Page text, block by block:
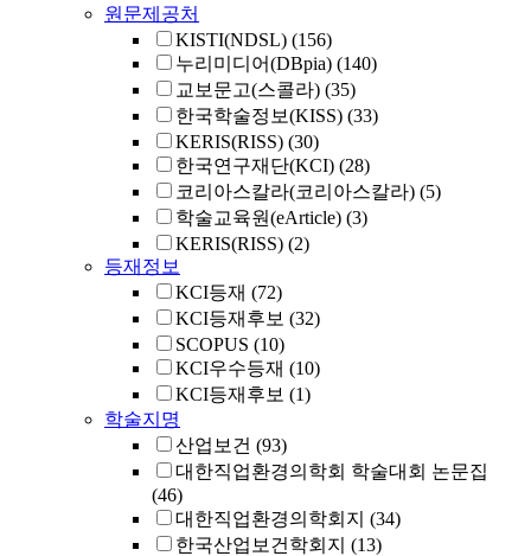
원문제공처
KISTI(NDSL) (156)
누리미디어(DBpia) (140)
교보문고(스콜라) (35)
한국학술정보(KISS) (33)
KERIS(RISS) (30)
한국연구재단(KCI) (28)
코리아스칼라(코리아스칼라) (5)
학술교육원(eArticle) (3)
KERIS(RISS) (2)
등재정보
KCI등재 (72)
KCI등재후보 (32)
SCOPUS (10)
KCI우수등재 (10)
KCI등재후보 (1)
학술지명
산업보건 (93)
대한직업환경의학회 학술대회 논문집
(46)
대한직업환경의학회지 (34)
한국산업보건학회지 (13)